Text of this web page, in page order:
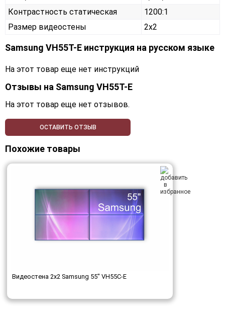
Контрастность статическая
1200:1
Размер видеостены
2x2
Samsung VH55T-E инструкция на русском языке
На этот товар еще нет инструкций
Отзывы на Samsung VH55T-E
На этот товар еще нет отзывов.
ОСТАВИТЬ ОТЗЫВ
Похожие товары
Видеостена 2x2 Samsung 55" VH55C-E